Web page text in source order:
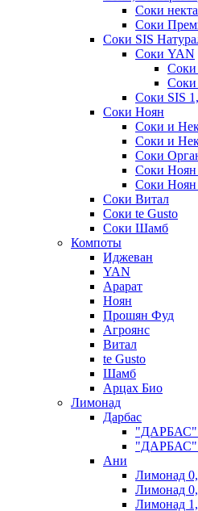
Соки
Соки
Соки SIS
Соки YAN
Соки
Соки
Соки SIS
Соки Ноян
Соки и
Соки и
Соки
Соки Ноян
Соки Ноян
Соки Витал
Соки te Gusto
Соки Шамб
Компоты
Иджеван
YAN
Арарат
Ноян
Прошян Фуд
Агроянс
Витал
te Gusto
Шамб
Арцах Био
Лимонад
Дарбас
"ДАРБАС"
"ДАРБАС"
Ани
Лимонад
Лимонад
Лимонад